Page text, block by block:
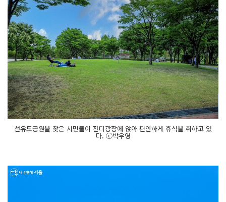
선유도공원을 찾은 시민들이 잔디광장에 앉아 편안하게 휴식을 취하고 있
다. ⓒ박우영